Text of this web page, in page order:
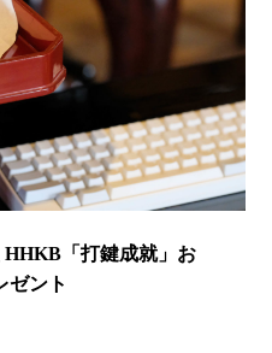
「打鍵成就」お
ゼント